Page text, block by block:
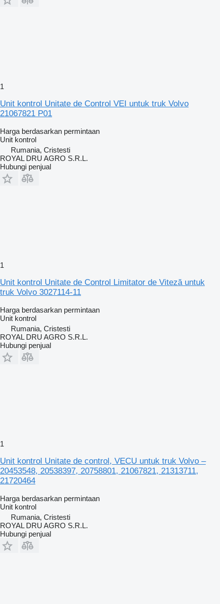
1
Unit kontrol Unitate de Control VEI untuk truk Volvo
21067821 P01
Harga berdasarkan permintaan
Unit kontrol
Rumania, Cristesti
ROYAL DRU AGRO S.R.L.
Hubungi penjual
1
Unit kontrol Unitate de Control Limitator de Viteză untuk
truk Volvo 3027114-11
Harga berdasarkan permintaan
Unit kontrol
Rumania, Cristesti
ROYAL DRU AGRO S.R.L.
Hubungi penjual
1
Unit kontrol Unitate de control, VECU untuk truk Volvo –
20453548, 20538397, 20758801, 21067821, 21313711,
21720464
Harga berdasarkan permintaan
Unit kontrol
Rumania, Cristesti
ROYAL DRU AGRO S.R.L.
Hubungi penjual